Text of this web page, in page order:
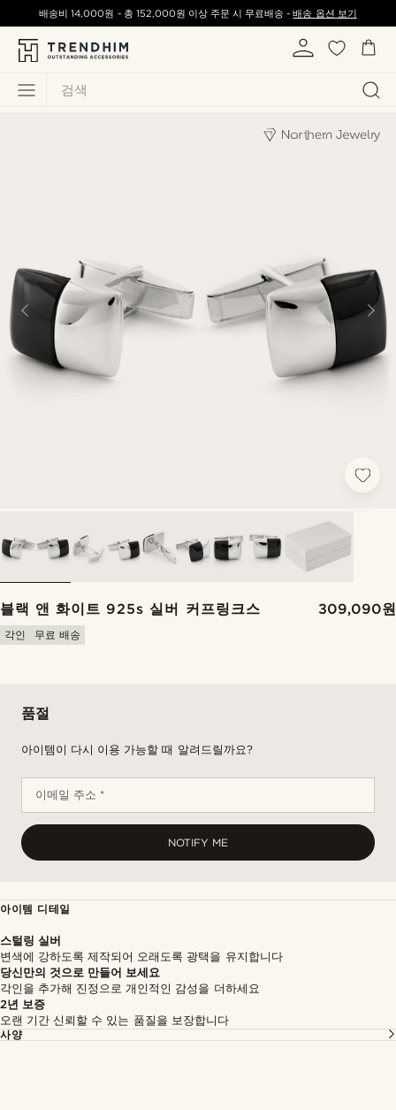
검색
배송비14,000원 - 총 152,000원 이상 주문 시 무료배송 -배송 옵션 보기
블랙 앤 화이트 925s 실버 커프링크스 309,090원
각인 무료 배송
품절
아이템이 다시 이용 가능할 때 알려드릴까요?
이메일 주소 *
NOTIFY ME
아이템 디테일
스털링 실버
변색에 강하도록 제작되어 오래도록 광택을 유지합니다
당신만의 것으로 만들어 보세요
각인을 추가해 진정으로 개인적인 감성을 더하세요
2년 보증
오랜 기간 신뢰할 수 있는 품질을 보장합니다
사양